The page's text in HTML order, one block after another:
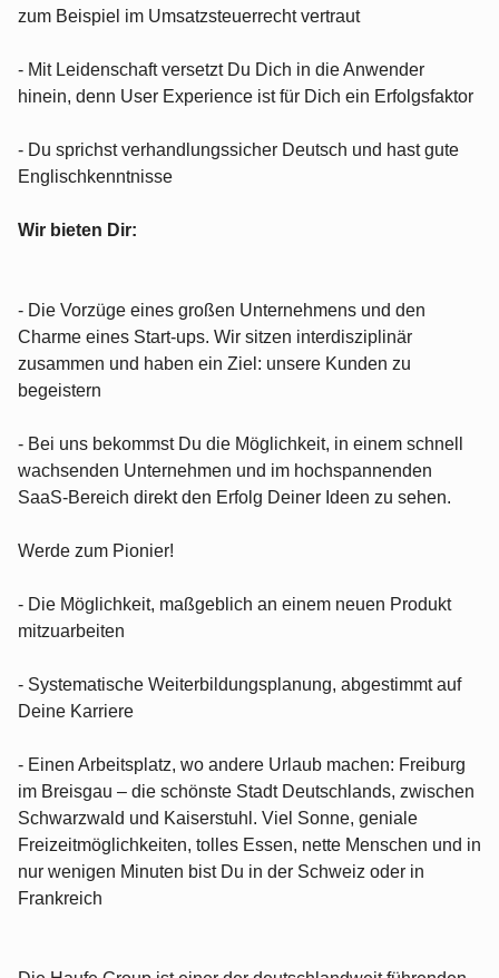
zum Beispiel im Umsatzsteuerrecht vertraut
- Mit Leidenschaft versetzt Du Dich in die Anwender
hinein, denn User Experience ist für Dich ein Erfolgsfaktor
- Du sprichst verhandlungssicher Deutsch und hast gute
Englischkenntnisse
Wir bieten Dir:
- Die Vorzüge eines großen Unternehmens und den
Charme eines Start-ups. Wir sitzen interdisziplinär
zusammen und haben ein Ziel: unsere Kunden zu
begeistern
- Bei uns bekommst Du die Möglichkeit, in einem schnell
wachsenden Unternehmen und im hochspannenden
SaaS-Bereich direkt den Erfolg Deiner Ideen zu sehen.
Werde zum Pionier!
- Die Möglichkeit, maßgeblich an einem neuen Produkt
mitzuarbeiten
- Systematische Weiterbildungsplanung, abgestimmt auf
Deine Karriere
- Einen Arbeitsplatz, wo andere Urlaub machen: Freiburg
im Breisgau – die schönste Stadt Deutschlands, zwischen
Schwarzwald und Kaiserstuhl. Viel Sonne, geniale
Freizeitmöglichkeiten, tolles Essen, nette Menschen und in
nur wenigen Minuten bist Du in der Schweiz oder in
Frankreich